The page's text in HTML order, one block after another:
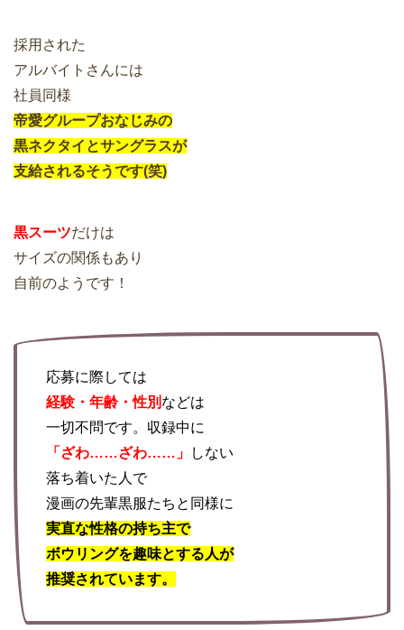
採用された
アルバイトさんには
社員同様
帝愛グループおなじみの
黒ネクタイとサングラスが
支給されるそうです(笑)
黒スーツだけは
サイズの関係もあり
自前のようです！
応募に際しては
経験・年齢・性別 などは
一切不問です。収録中に
「ざわ……ざわ……」
しない
落ち着いた人で
漫画の先輩黒服たちと同様に
実直な性格の持ち主で
ボウリングを趣味とする人が
推奨されています。